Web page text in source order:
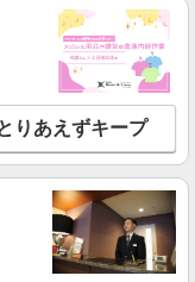
詳細を見る
コース
保健指導
円〜5,239円 ・遠隔面
・電話支援 1件：
ール支援 1件：500円
た金額をお支払いいた
士吉田市及びその周辺
詳細を見る
りあえずキープ